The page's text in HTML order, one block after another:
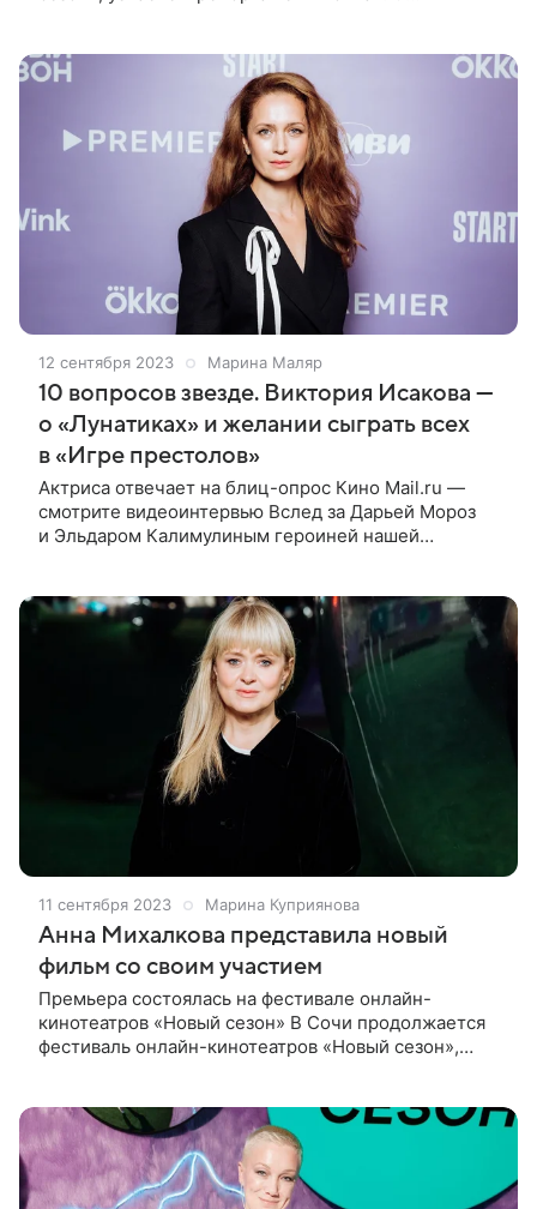
12 сентября 2023 Марина Маляр
10 вопросов звезде. Виктория Исакова —
о «Лунатиках» и желании сыграть всех
в «Игре престолов»
Актриса отвечает на блиц-опрос Кино Mail.ru —
смотрите видеоинтервью Вслед за Дарьей Мороз
и Эльдаром Калимулиным героиней нашей
11 сентября 2023 Марина Куприянова
Анна Михалкова представила новый
фильм со своим участием
Премьера состоялась на фестивале онлайн-
кинотеатров «Новый сезон» В Сочи продолжается
фестиваль онлайн-кинотеатров «Новый сезон»,